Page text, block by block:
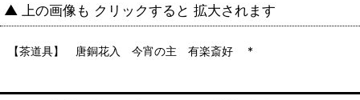
▲ 上の画像も クリックすると 拡大されます
【茶道具】 唐銅花入 今宵の主 有楽斎好 *